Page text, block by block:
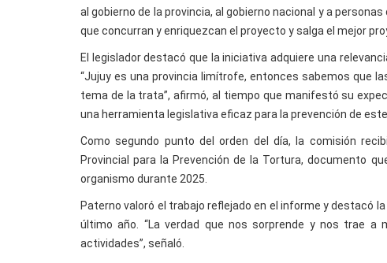
al gobierno de la provincia, al gobierno nacional y a
que concurran y enriquezcan el proyecto y salga el mejor
El legislador destacó que la iniciativa adquiere una
“Jujuy es una provincia limítrofe, entonces sabemos que
tema de la trata”, afirmó, al tiempo que manifestó su
una herramienta legislativa eficaz para la prevención de
Como segundo punto del orden del día, la comisión
Provincial para la Prevención de la Tortura, documento
organismo durante 2025.
Paterno valoró el trabajo reflejado en el informe y destacó
último año. “La verdad que nos sorprende y nos trae a
actividades”, señaló.